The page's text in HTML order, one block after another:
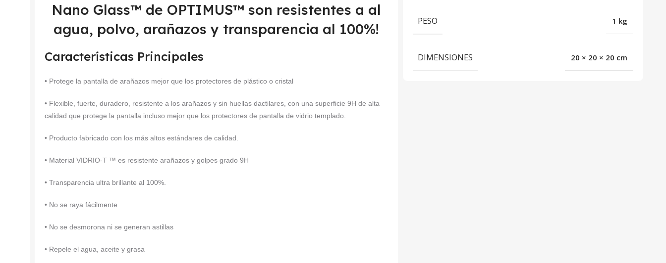
Nano Glass™ de OPTIMUS™ son resistentes a al
agua, polvo, arañazos y transparencia al 100%!
Características Principales
• Protege la pantalla de arañazos mejor que los protectores de plástico o cristal
• Flexible, fuerte, duradero, resistente a los arañazos y sin huellas dactilares, con una superficie 9H de alta
calidad que protege la pantalla incluso mejor que los protectores de pantalla de vidrio templado.
• Producto fabricado con los más altos estándares de calidad.
• Material VIDRIO-T ™ es resistente arañazos y golpes grado 9H
• Transparencia ultra brillante al 100%.
• No se raya fácilmente
• No se desmorona ni se generan astillas
• Repele el agua, aceite y grasa
PESO 1 kg
DIMENSIONES 20 × 20 × 20 cm